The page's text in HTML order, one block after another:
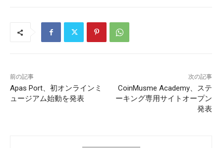
前の記事
Apas Port、初オンラインミ
ュージアム始動を発表
次の記事
CoinMusme Academy、ステ
ーキング専用サイトオープン
発表